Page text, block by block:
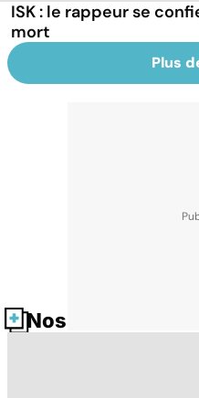
ISK : le rappeur se
mort
Plus
Nos fiches santé